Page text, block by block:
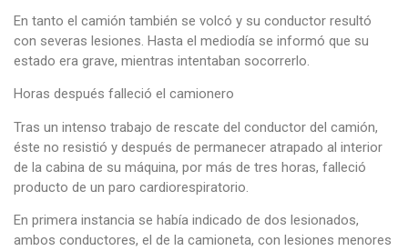
En tanto el camión también se volcó y su conductor resultó
con severas lesiones. Hasta el mediodía se informó que su
estado era grave, mientras intentaban socorrerlo.
Horas después falleció el camionero
Tras un intenso trabajo de rescate del conductor del camión,
éste no resistió y después de permanecer atrapado al interior
de la cabina de su máquina, por más de tres horas, falleció
producto de un paro cardiorespiratorio.
En primera instancia se había indicado de dos lesionados,
ambos conductores, el de la camioneta, con lesiones menores